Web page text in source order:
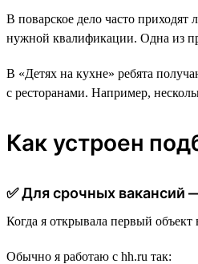
В поварское дело часто
нужной квалификации. Одна из
В «Детях на кухне» ребята
с ресторанами. Например,
Как устроен
✅ Для срочных вакансий
Когда я открывала первый
Обычно я работаю с hh.ru так: